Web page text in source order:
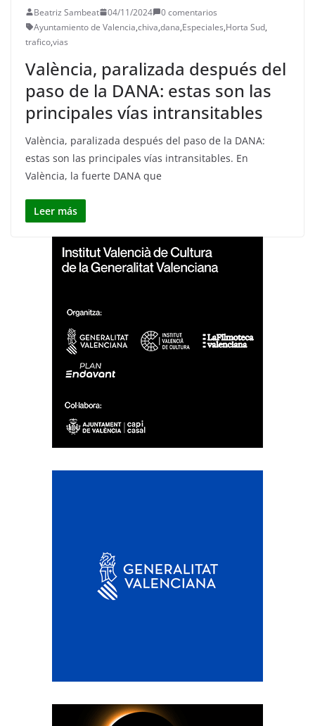
Beatriz Sambeat 04/11/2024
0 comentarios
Ayuntamiento de Valencia,chiva,dana,Especiales,Horta Sud,
trafico,vias
València, paralizada después del
paso de la DANA: estas son las
principales vías intransitables
València, paralizada después del paso de la DANA:
estas son las principales vías intransitables. En
València, la fuerte DANA que
Leer más